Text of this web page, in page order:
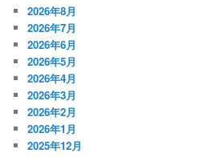
2026年8月
2026年7月
2026年6月
2026年5月
2026年4月
2026年3月
2026年2月
2026年1月
2025年12月